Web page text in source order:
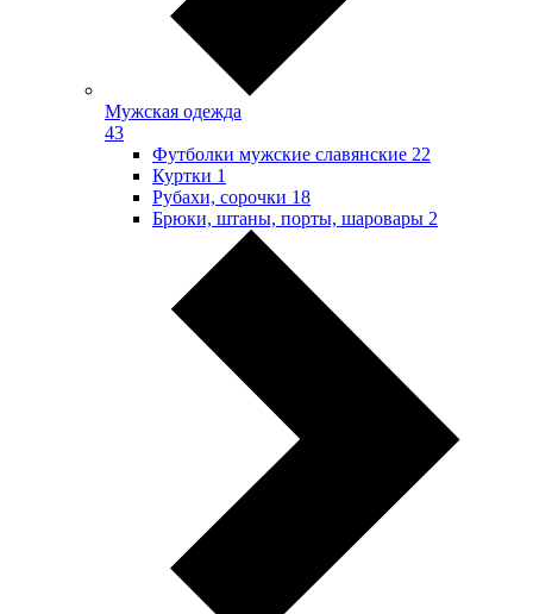
Мужская одежда
43
Футболки мужские славянские 22
Куртки 1
Рубахи, сорочки 18
Брюки, штаны, порты, шаровары 2